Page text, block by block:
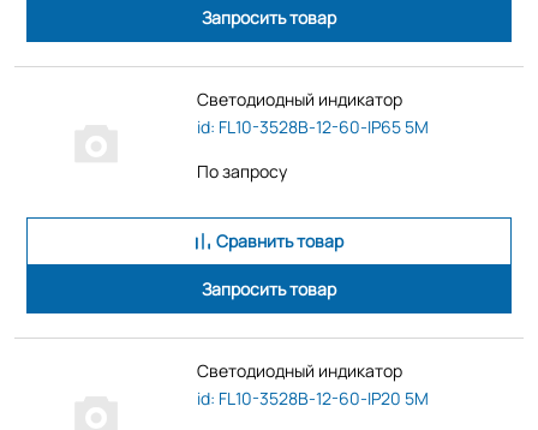
Запросить товар
Светодиодный индикатор
id: FL10-3528B-12-60-IP65 5M
По запросу
Сравнить товар
Запросить товар
Светодиодный индикатор
id: FL10-3528B-12-60-IP20 5M